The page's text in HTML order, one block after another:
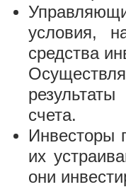
условия,
средства
счета.
Инвесторы
их
они